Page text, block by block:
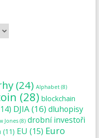
(24) Alphabet(8)
(28) blockchain
DJIA(16)dluhopisy
Jones(8) drobní investoři
(11) EU (15) Euro